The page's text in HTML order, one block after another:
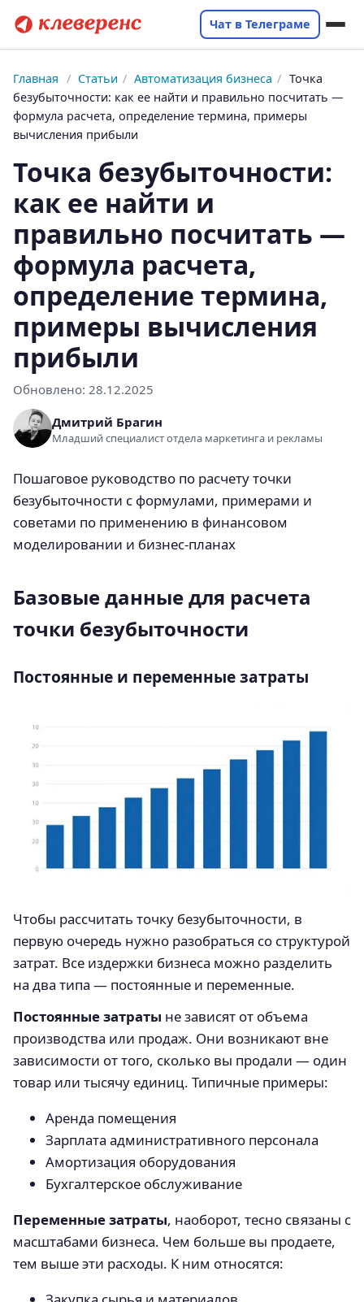
Чат в Телеграме
Главная / Статьи / Автоматизация бизнеса / Точка
безубыточности: как ее найти и правильно посчитать —
формула расчета, определение термина, примеры
вычисления прибыли
Точка безубыточности:
как ее найти и
правильно посчитать —
формула расчета,
определение термина,
примеры вычисления
прибыли
Обновлено: 28.12.2025
Дмитрий Брагин
Младший специалист отдела маркетинга и рекламы
Пошаговое руководство по расчету точки
безубыточности с формулами, примерами и
советами по применению в финансовом
моделировании и бизнес-планах
Базовые данные для расчета
точки безубыточности
Постоянные и переменные затраты
Чтобы рассчитать точку безубыточности, в
первую очередь нужно разобраться со структурой
затрат. Все издержки бизнеса можно разделить
на два типа — постоянные и переменные.
Постоянные затраты не зависят от объема
производства или продаж. Они возникают вне
зависимости от того, сколько вы продали — один
товар или тысячу единиц. Типичные примеры:
Аренда помещения
Зарплата административного персонала
Амортизация оборудования
Бухгалтерское обслуживание
Переменные затраты, наоборот, тесно связаны с
масштабами бизнеса. Чем больше вы продаете,
тем выше эти расходы. К ним относятся: